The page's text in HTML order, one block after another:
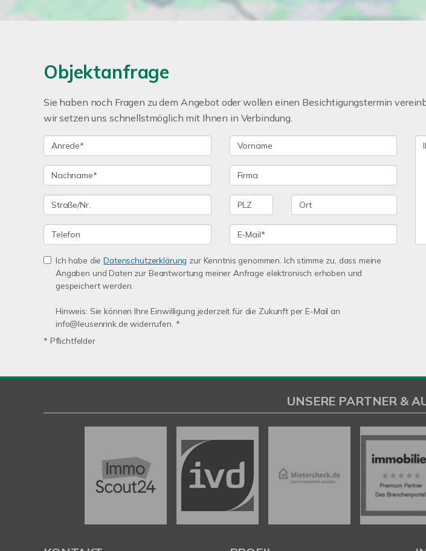
Objektanfrage
Sie haben noch Fragen zu dem Angebot oder wollen einen Besichtigungstermin
wir setzen uns schnellstmöglich mit Ihnen in Verbindung.
Ich habe dieDatenschutzerklärung zur Kenntnis genommen. Ich stimme zu, dass meine
Angaben und Daten zur Beantwortung meiner Anfrage elektronisch erhoben und
gespeichert werden.
Hinweis: Sie können Ihre Einwilligung jederzeit für die Zukunft per E-Mail an
info@leusenrink.de widerrufen. *
* Pflichtfelder
UNSERE PARTNER &